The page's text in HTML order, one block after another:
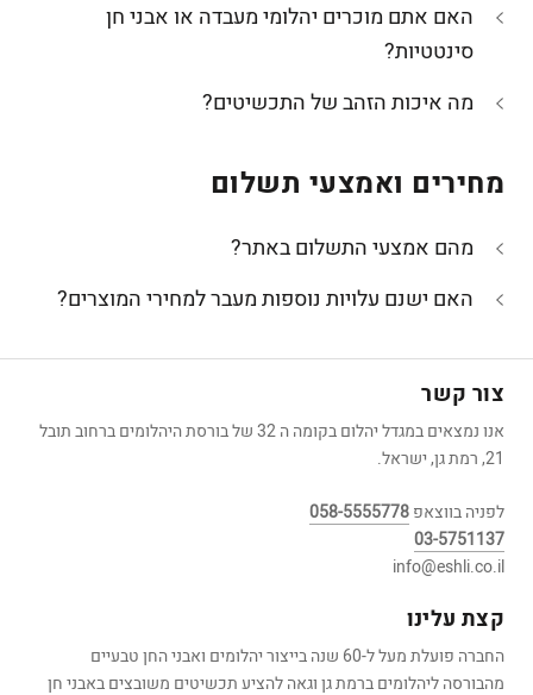
האם אתם מוכרים יהלומי מעבדה או אבני חן
סינטטיות?
מה איכות הזהב של התכשיטים?
מחירים ואמצעי תשלום
מהם אמצעי התשלום באתר?
האם ישנם עלויות נוספות מעבר למחירי המוצרים?
צור קשר
אנו נמצאים במגדל יהלום בקומה ה 32 של בורסת היהלומים ברחוב תובל
21, רמת גן, ישראל.
לפניה בווצאפ058-5555778
03-5751137
info@eshli.co.il
קצת עלינו
החברה פועלת מעל ל-60 שנה בייצור יהלומים ואבני החן טבעיים
מהבורסה ליהלומים ברמת גן וגאה להציע תכשיטים משובצים באבני חן